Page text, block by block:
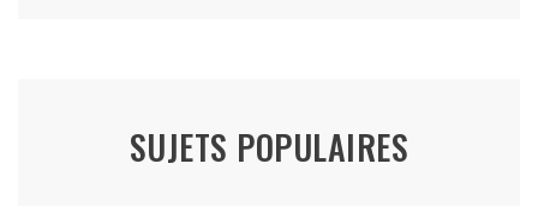
SUJETS POPULAIRES